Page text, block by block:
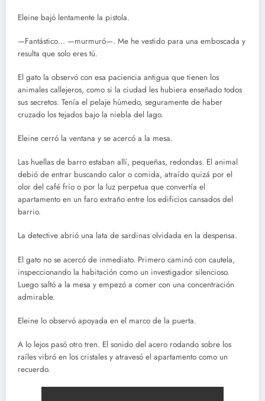
Eleine bajó lentamente la pistola.
—Fantástico… —murmuró—. Me he vestido para una emboscada y
resulta que solo eres tú.
El gato la observó con esa paciencia antigua que tienen los
animales callejeros, como si la ciudad les hubiera enseñado todos
sus secretos. Tenía el pelaje húmedo, seguramente de haber
cruzado los tejados bajo la niebla del lago.
Eleine cerró la ventana y se acercó a la mesa.
Las huellas de barro estaban allí, pequeñas, redondas. El animal
debió de entrar buscando calor o comida, atraído quizá por el
olor del café frío o por la luz perpetua que convertía el
apartamento en un faro extraño entre los edificios cansados del
barrio.
La detective abrió una lata de sardinas olvidada en la despensa.
El gato no se acercó de inmediato. Primero caminó con cautela,
inspeccionando la habitación como un investigador silencioso.
Luego saltó a la mesa y empezó a comer con una concentración
admirable.
Eleine lo observó apoyada en el marco de la puerta.
A lo lejos pasó otro tren. El sonido del acero rodando sobre los
raíles vibró en los cristales y atravesó el apartamento como un
recuerdo.